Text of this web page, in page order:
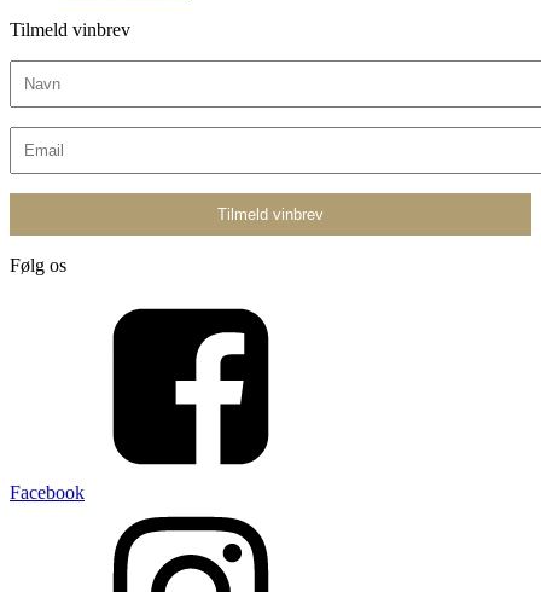
Tilmeld vinbrev
Følg os
Facebook